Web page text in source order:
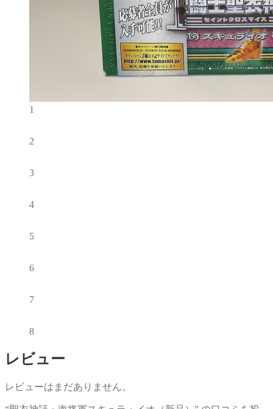
1
2
3
4
5
6
7
8
レビュー
レビューはまだありません。